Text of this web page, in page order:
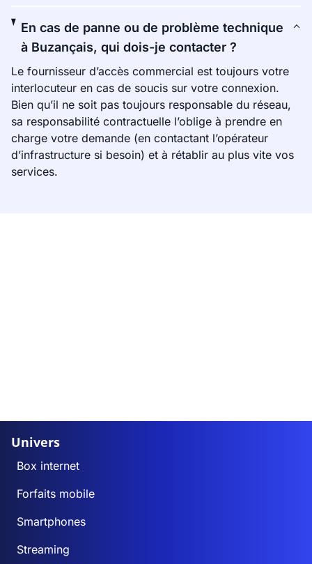
En cas de panne ou de problème technique
à Buzançais, qui dois-je contacter ?
Le fournisseur d’accès commercial est toujours votre
interlocuteur en cas de soucis sur votre connexion.
Bien qu’il ne soit pas toujours responsable du réseau,
sa responsabilité contractuelle l’oblige à prendre en
charge votre demande (en contactant l’opérateur
d’infrastructure si besoin) et à rétablir au plus vite vos
services.
Univers
Box internet
Forfaits mobile
Smartphones
Streaming